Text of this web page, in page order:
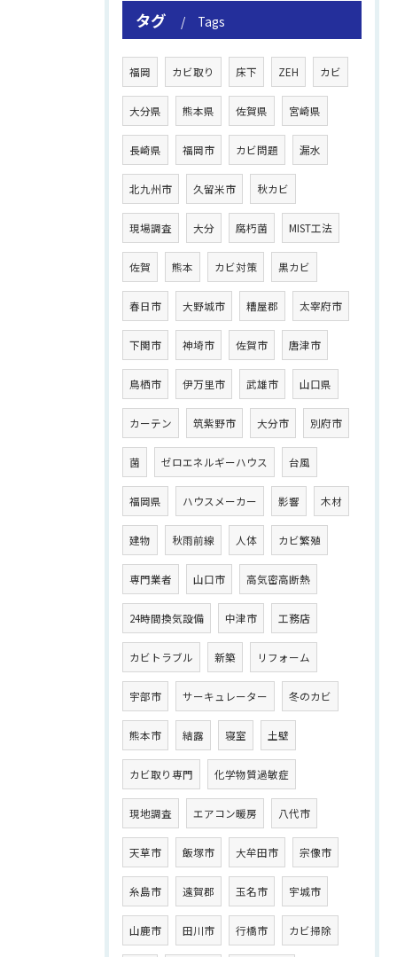
タグ Tags
福岡 カビ取り 床下 ZEH カビ
大分県 熊本県 佐賀県 宮崎県
長崎県 福岡市 カビ問題 漏水
北九州市 久留米市 秋カビ
現場調査 大分 腐朽菌 MIST工法
佐賀 熊本 カビ対策 黒カビ
春日市 大野城市 糟屋郡 太宰府市
下関市 神埼市 佐賀市 唐津市
鳥栖市 伊万里市 武雄市 山口県
カーテン 筑紫野市 大分市 別府市
菌 ゼロエネルギーハウス 台風
福岡県 ハウスメーカー 影響 木材
建物 秋雨前線 人体 カビ繁殖
専門業者 山口市 高気密高断熱
24時間換気設備 中津市 工務店
カビトラブル 新築 リフォーム
宇部市 サーキュレーター 冬のカビ
熊本市 結露 寝室 土壁
カビ取り専門 化学物質過敏症
現地調査 エアコン暖房 八代市
天草市 飯塚市 大牟田市 宗像市
糸島市 遠賀郡 玉名市 宇城市
山鹿市 田川市 行橋市 カビ掃除